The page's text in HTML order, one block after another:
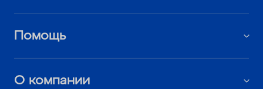
Помощь
О компании